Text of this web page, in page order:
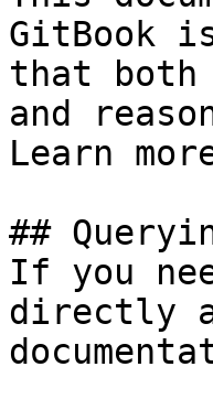
GitBook
that both
and
Learn
##
If you
directly